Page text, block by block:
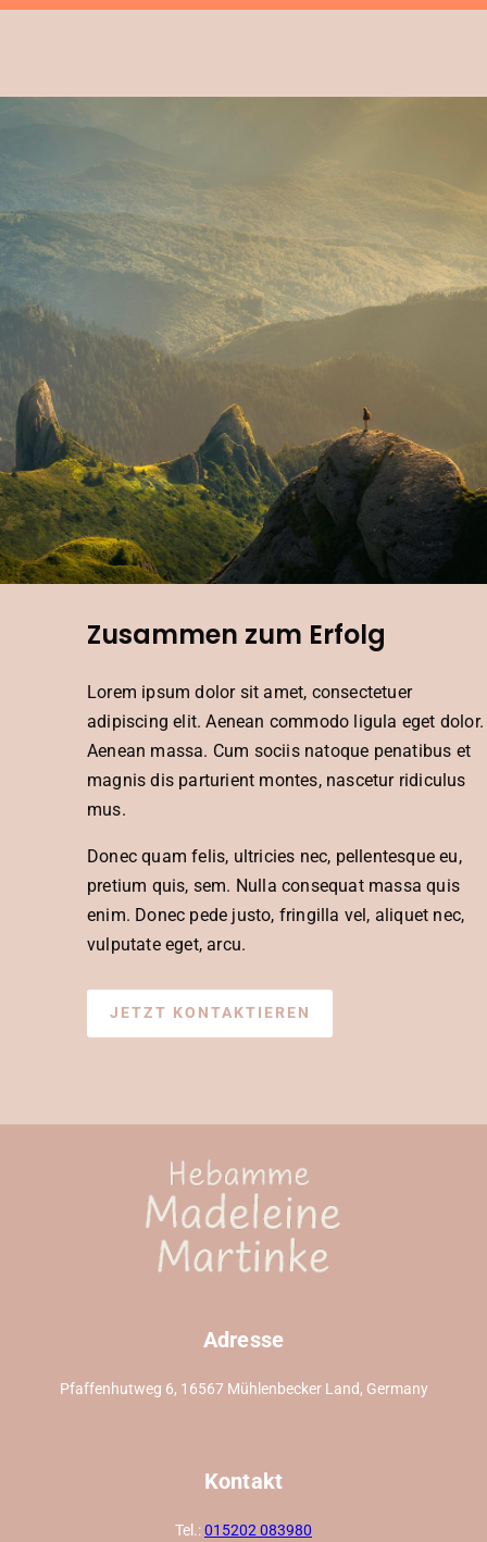
Zusammen zum Erfolg
Lorem ipsum dolor sit amet, consectetuer
adipiscing elit. Aenean commodo ligula eget dolor.
Aenean massa. Cum sociis natoque penatibus et
magnis dis parturient montes, nascetur ridiculus
mus.
Donec quam felis, ultricies nec, pellentesque eu,
pretium quis, sem. Nulla consequat massa quis
enim. Donec pede justo, fringilla vel, aliquet nec,
vulputate eget, arcu.
JETZT KONTAKTIEREN
Adresse
Pfaffenhutweg 6, 16567 Mühlenbecker Land, Germany
Kontakt
Tel.:015202 083980